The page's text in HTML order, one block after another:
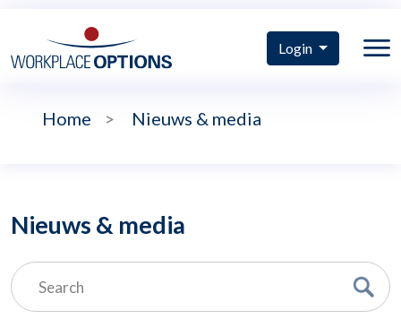
Login
Home > Nieuws & media
Nieuws & media